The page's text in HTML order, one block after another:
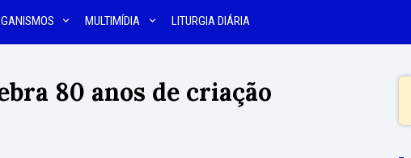
MULTIMÍDIA LITURGIA DIÁRIA
80 anos de criação